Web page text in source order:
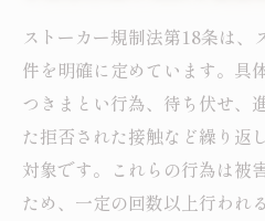
ストーカー規制法第18条は、
件を明確に定めています。具
つきまとい行為、待ち伏せ、
た拒否された接触など繰り返
対象です。これらの行為は被
ため、一定の回数以上行われ